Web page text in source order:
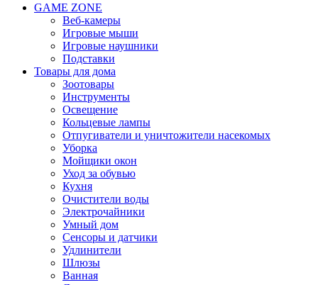
GAME ZONE
Веб-камеры
Игровые мыши
Игровые наушники
Подставки
Товары для дома
Зоотовары
Инструменты
Освещение
Кольцевые лампы
Отпугиватели и уничтожители насекомых
Уборка
Мойщики окон
Уход за обувью
Кухня
Очистители воды
Электрочайники
Умный дом
Сенсоры и датчики
Удлинители
Шлюзы
Ванная